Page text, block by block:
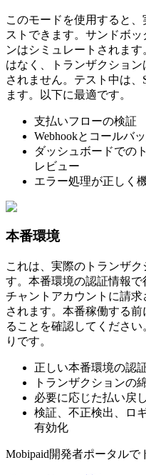
このモードを使用すると
ストできます。サンドボ
ンはシミュレートされま
はなく、トランザクショ
されません。テスト中は
ます。以下に最適です。
支払いフローの検証
Webhookとコールバ
ダッシュボードでの
レビュー
エラー処理が正しく
本番環境
これは、実際のトランザ
す。本番環境の認証情報
チャントアカウントに請
されます。本番稼働する
ることを確認してくださ
りです。
正しい本番環境の認
トランザクションの
必要に応じた払い戻し
検証、不正検出、ロ
有効化
Mobipaid開発者ポータルで